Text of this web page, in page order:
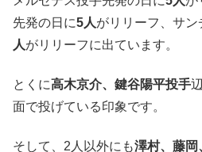
先発の日に5人がリリーフ、サ
人がリリーフに出ています。
とくに高木京介、鍵谷陽平投手
面で投げている印象です。
そして、2人以外にも澤村、藤岡